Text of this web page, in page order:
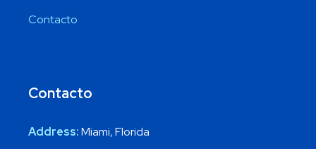
Contacto
Contacto
Address:Miami, Florida